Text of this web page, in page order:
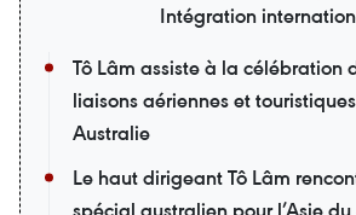
Intégration
Tô Lâm assiste à la célébration
liaisons aériennes et
Australie
Le haut dirigeant Tô Lâm